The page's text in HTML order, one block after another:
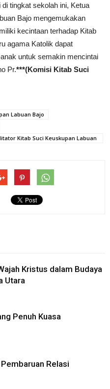
tingkat sekolah ini, Ketua
Bajo mengemukakan
kecintaan terhadap Kitab
agama Katolik dapat
untuk semakin mencintai
Pr.***(Komisi Kitab Suci
Labuan Bajo
Kitab Suci Keuskupan Labuan
Kristus dalam Budaya
Utara
Penuh Kuasa
Relasi